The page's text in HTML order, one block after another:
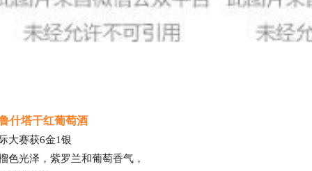
什塔干红葡萄酒
大赛获6金1银
色光泽，紫罗兰和葡萄香气，